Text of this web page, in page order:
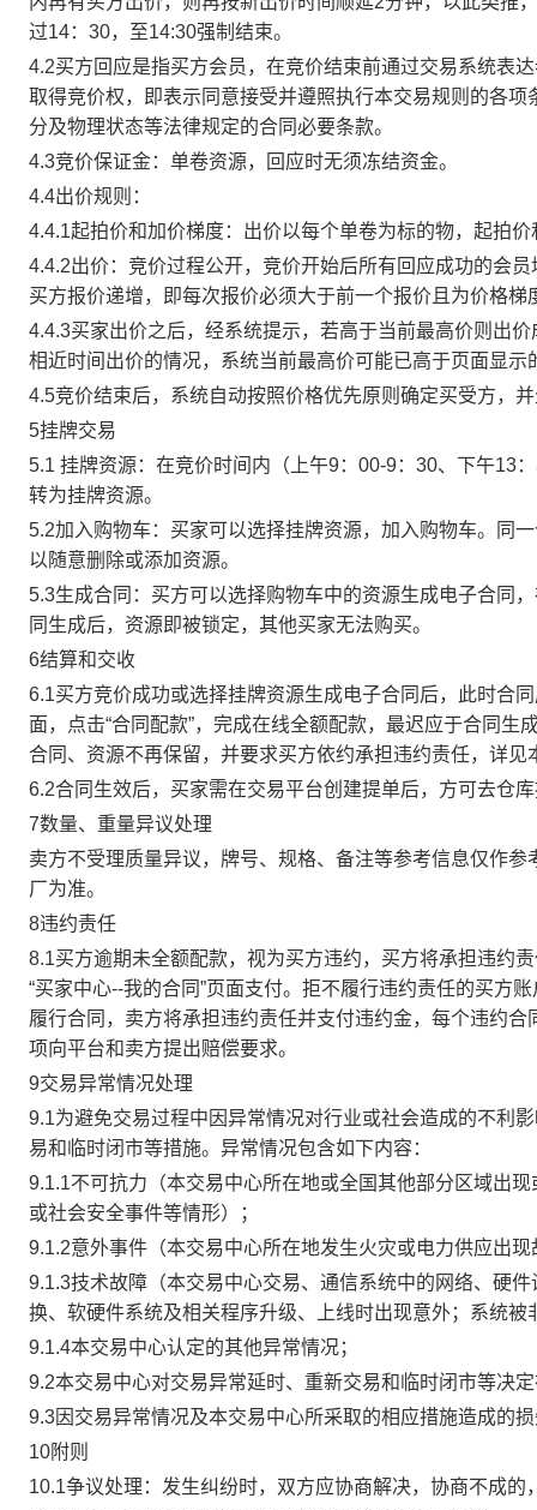
过14：30，至14:30强制结束。
4.2买方回应是指买方会员，在竞价结束前通过交易系统表
取得竞价权，即表示同意接受并遵照执行本交易规则的各
分及物理状态等法律规定的合同必要条款。
4.3竞价保证金：单卷资源，回应时无须冻结资金。
4.4出价规则：
4.4.1起拍价和加价梯度：出价以每个单卷为标的物，起拍
4.4.2出价：竞价过程公开，竞价开始后所有回应成功的会
买方报价递增，即每次报价必须大于前一个报价且为价格
4.4.3买家出价之后，经系统提示，若高于当前最高价则出
相近时间出价的情况，系统当前最高价可能已高于页面显示
4.5竞价结束后，系统自动按照价格优先原则确定买受方，
5挂牌交易
5.1 挂牌资源：在竞价时间内（上午9：00-9：30、下午13
转为挂牌资源。
5.2加入购物车：买家可以选择挂牌资源，加入购物车。同
以随意删除或添加资源。
5.3生成合同：买方可以选择购物车中的资源生成电子合同
同生成后，资源即被锁定，其他买家无法购买。
6结算和交收
6.1买方竞价成功或选择挂牌资源生成电子合同后，此时合
面，点击“合同配款”，完成在线全额配款，最迟应于合同
合同、资源不再保留，并要求买方依约承担违约责任，详见
6.2合同生效后，买家需在交易平台创建提单后，方可去仓
7数量、重量异议处理
卖方不受理质量异议，牌号、规格、备注等参考信息仅作
厂为准。
8违约责任
8.1买方逾期未全额配款，视为买方违约，买方将承担违约
“买家中心--我的合同”页面支付。拒不履行违约责任的买方
履行合同，卖方将承担违约责任并支付违约金，每个违约
项向平台和卖方提出赔偿要求。
9交易异常情况处理
9.1为避免交易过程中因异常情况对行业或社会造成的不利
易和临时闭市等措施。异常情况包含如下内容：
9.1.1不可抗力（本交易中心所在地或全国其他部分区域出
或社会安全事件等情形）；
9.1.2意外事件（本交易中心所在地发生火灾或电力供应出
9.1.3技术故障（本交易中心交易、通信系统中的网络、硬
换、软硬件系统及相关程序升级、上线时出现意外；系统
9.1.4本交易中心认定的其他异常情况；
9.2本交易中心对交易异常延时、重新交易和临时闭市等决
9.3因交易异常情况及本交易中心所采取的相应措施造成的
10附则
10.1争议处理：发生纠纷时，双方应协商解决，协商不成